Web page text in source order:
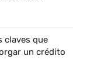
claves que
un crédito